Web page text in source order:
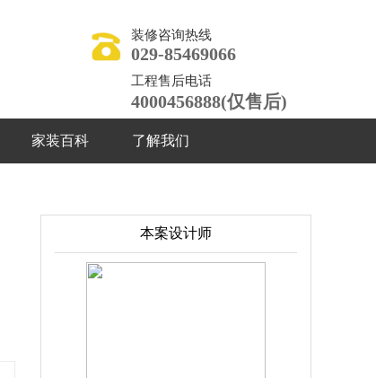
装修咨询热线
029-85469066
工程售后电话
4000456888(仅售后)
家装百科 了解我们
本案设计师